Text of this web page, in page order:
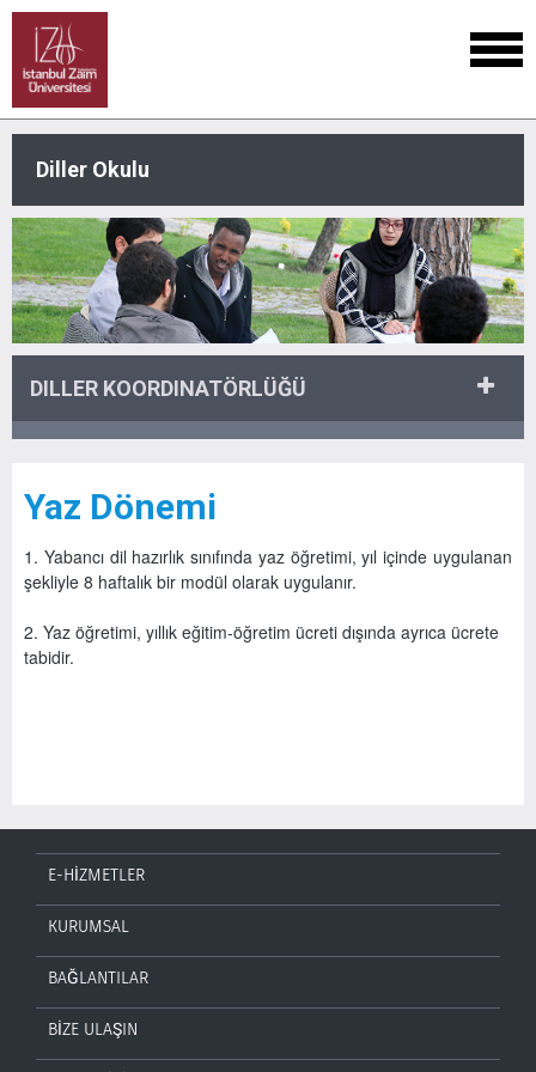
Diller Okulu
DILLER KOORDINATÖRLÜĞÜ
Yaz Dönemi
1. Yabancı dil hazırlık sınıfında yaz öğretimi, yıl içinde uygulanan
şekliyle 8 haftalık bir modül olarak uygulanır.
2. Yaz öğretimi, yıllık eğitim-öğretim ücreti dışında ayrıca ücrete
tabidir.
E-HİZMETLER
KURUMSAL
BAĞLANTILAR
BİZE ULAŞIN